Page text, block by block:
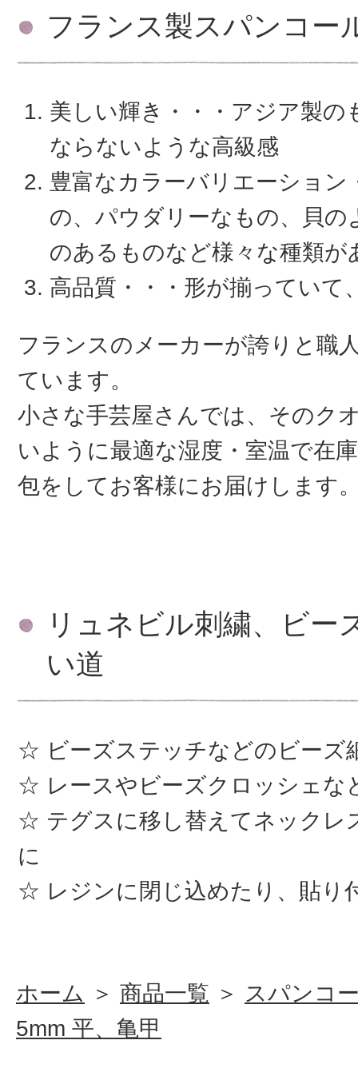
フランス製スパンコー
美しい輝き・・・アジア製の
ならないような高級感
豊富なカラーバリエーション
の、パウダリーなもの、貝の
のあるものなど様々な種類が
高品質・・・形が揃っていて
フランスのメーカーが誇りと職
ています。
小さな手芸屋さんでは、そのク
いように最適な湿度・室温で在
包をしてお客様にお届けします
リュネビル刺繍、ビー
い道
ビーズステッチなどのビーズ
レースやビーズクロッシェな
テグスに移し替えてネックレ
に
レジンに閉じ込めたり、貼り
ホーム ＞ 商品一覧 ＞
スパンコ
5mm 平、亀甲